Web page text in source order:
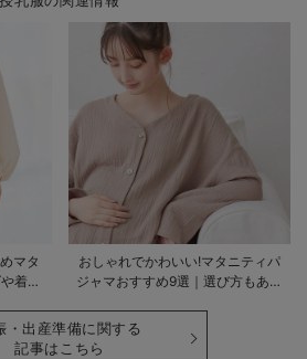
マタ
着る
おしゃれでかわいい!マタニティパ
ジャマおすすめ9選｜選び方もあわ
・出産準備に関する
記事はこちら